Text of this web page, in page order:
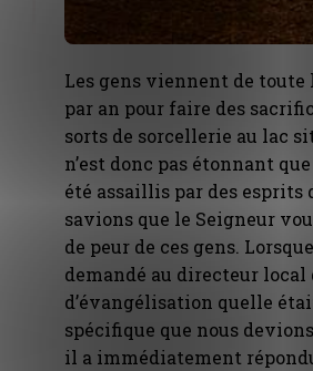
Les gens viennent de toute
par an pour faire des
sorts de sorcellerie au lac
n’est donc pas étonnant
été assaillis par des esprits
savions que le Seigneur
de peur de ces gens.
demandé au directeur local
d’évangélisation quelle
spécifique que nous
il a immédiatement